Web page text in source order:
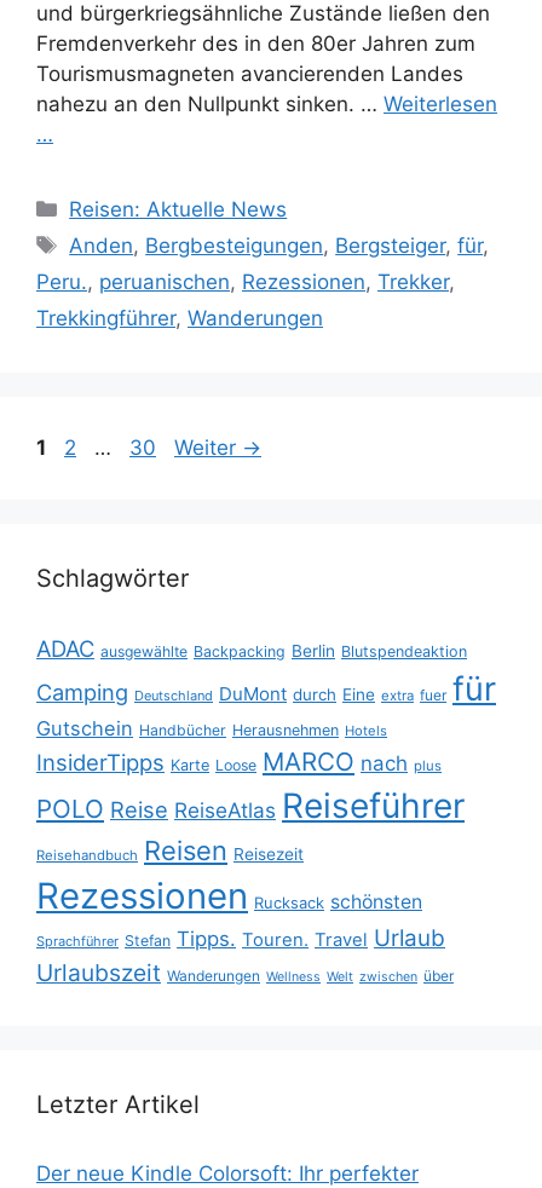
und bürgerkriegsähnliche Zustände ließen den
Fremdenverkehr des in den 80er Jahren zum
Tourismusmagneten avancierenden Landes
nahezu an den Nullpunkt sinken. … Weiterlesen
…
Kategorien
Reisen: Aktuelle News
Schlagwörter
Anden, Bergbesteigungen, Bergsteiger,für,
Peru., peruanischen, Rezessionen, Trekker,
Trekkingführer, Wanderungen
Seite
1 Seite
2 … Seite
30 Weiter →
Schlagwörter
ADAC ausgewählte Backpacking Berlin Blutspendeaktion
Camping Deutschland DuMont durch Eine extra fuer für
Gutschein Handbücher Herausnehmen Hotels
InsiderTipps Karte Loose MARCO nach plus
POLO Reise ReiseAtlas Reiseführer
Reisehandbuch Reisen Reisezeit
Rezessionen Rucksack schönsten
Sprachführer Stefan Tipps. Touren. Travel Urlaub
Urlaubszeit Wanderungen Wellness Welt zwischen über
Letzter Artikel
Der neue Kindle Colorsoft: Ihr perfekter